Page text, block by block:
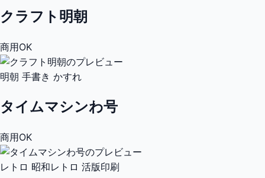
クラフト明朝
商用OK
明朝 手書き かすれ
タイムマシンわ号
商用OK
レトロ 昭和レトロ 活版印刷